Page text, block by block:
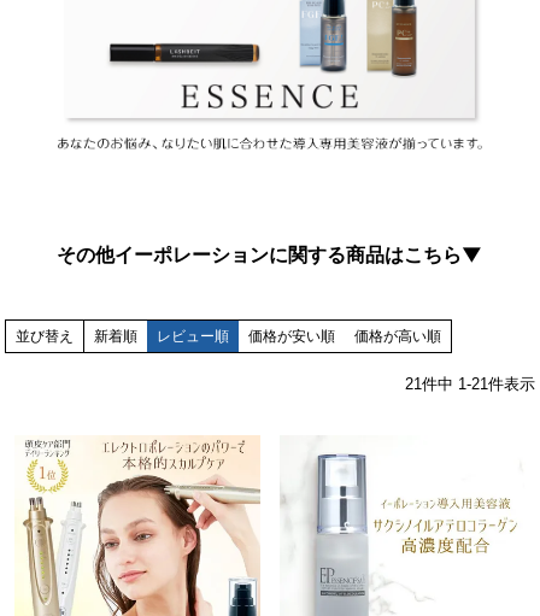
その他イーポレーションに関する商品はこちら▼
並び替え 新着順 レビュー順 価格が安い順 価格が高い順
21件中 1-21件表示